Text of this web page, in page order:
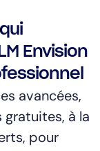
Envision
avancées,
à la
pour